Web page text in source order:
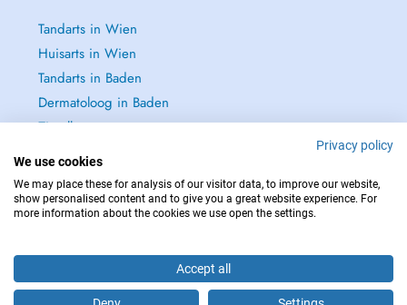
Tandarts in Wien
Huisarts in Wien
Tandarts in Baden
Dermatoloog in Baden
Zie alle →
NEEM IN GEVAL VAN NOOD CONTACT OP MET : 112
Privacy policy
We use cookies
We may place these for analysis of our visitor data, to improve our website,
show personalised content and to give you a great website experience. For
more information about the cookies we use open the settings.
Accept all